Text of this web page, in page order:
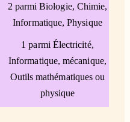
2 parmi Biologie, Chimie,
Informatique, Physique
1 parmi Électricité,
Informatique, mécanique,
Outils mathématiques ou
physique